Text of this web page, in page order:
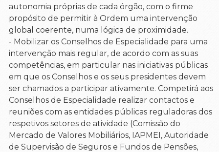
autonomia próprias de cada órgão, com o firme
propósito de permitir à Ordem uma intervenção
global coerente, numa lógica de proximidade.
- Mobilizar os Conselhos de Especialidade para uma
intervenção mais regular, de acordo com as suas
competências, em particular nas iniciativas públicas
em que os Conselhos e os seus presidentes devem
ser chamados a participar ativamente. Competirá aos
Conselhos de Especialidade realizar contactos e
reuniões com as entidades públicas reguladoras dos
respetivos setores de atividade (Comissão do
Mercado de Valores Mobiliários, IAPMEI, Autoridade
de Supervisão de Seguros e Fundos de Pensões,